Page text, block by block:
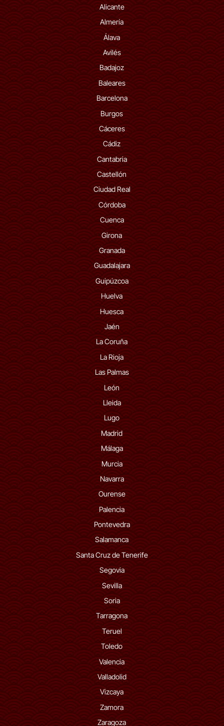
Alicante
Almería
Álava
Avilés
Badajoz
Baleares
Barcelona
Burgos
Cáceres
Cádiz
Cantabria
Castellón
Ciudad Real
Córdoba
Cuenca
Girona
Granada
Guadalajara
Guipúzcoa
Huelva
Huesca
Jaén
La Coruña
La Rioja
Las Palmas
León
Lleida
Lugo
Madrid
Málaga
Murcia
Navarra
Ourense
Palencia
Pontevedra
Salamanca
Santa Cruz de Tenerife
Segovia
Sevilla
Soria
Tarragona
Teruel
Toledo
Valencia
Valladolid
Vizcaya
Zamora
Zaragoza